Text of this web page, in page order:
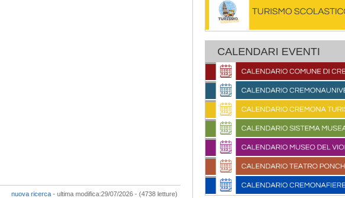
nuova ricerca - ultima modifica:29/07/2026 - (4738 letture)
CALENDARI EVENTI